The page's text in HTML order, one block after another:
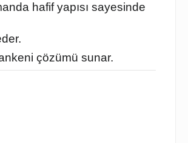
hafif yapısı sayesinde
çözümü sunar.